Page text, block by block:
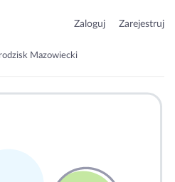
Zaloguj Zarejestruj
Mazowiecki